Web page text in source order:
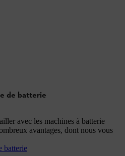
de batterie
avec les machines à batterie
avantages, dont nous vous
batterie